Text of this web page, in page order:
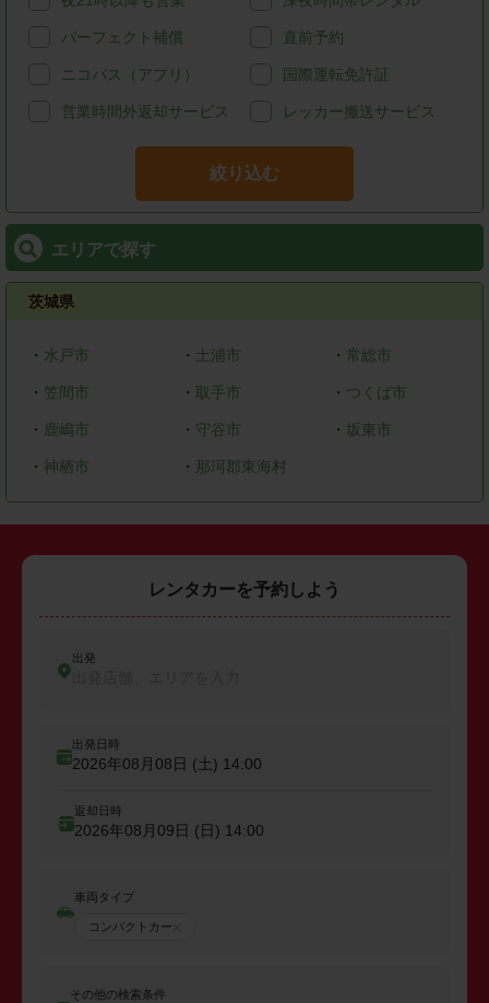
パーフェクト補償 直前予約
ニコパス（アプリ） 国際運転免許証
営業時間外返却サービス レッカー搬送サービス
絞り込む
エリアで探す
茨城県
・ 水戸市 ・ 土浦市 ・ 常総市
・ 笠間市 ・ 取手市 ・ つくば市
・ 鹿嶋市 ・ 守谷市 ・坂東市
・ 神栖市 ・ 那珂郡東海村
レンタカーを予約しよう
出発
出発日時
2026年08月08日 (土) 14:00
返却日時
2026年08月09日 (日) 14:00
車両タイプ
コンパクトカー
その他の検索条件